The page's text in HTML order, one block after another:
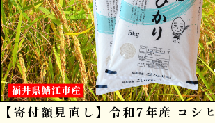
【寄付額見直し】令和7年産 コシ